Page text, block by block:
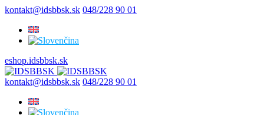
kontakt@idsbbsk.sk 048/228 90 01
eshop.idsbbsk.sk
kontakt@idsbbsk.sk 048/228 90 01